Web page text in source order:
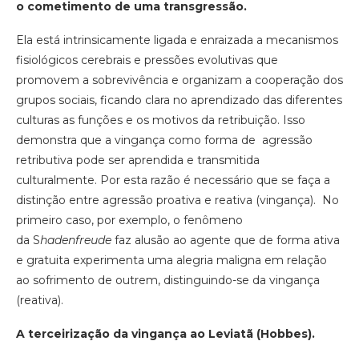
o cometimento de uma transgressão.
Ela está intrinsicamente ligada e enraizada a mecanismos
fisiológicos cerebrais e pressões evolutivas que
promovem a sobrevivência e organizam a cooperação dos
grupos sociais, ficando clara no aprendizado das diferentes
culturas as funções e os motivos da retribuição. Isso
demonstra que a vingança como forma de agressão
retributiva pode ser aprendida e transmitida
culturalmente. Por esta razão é necessário que se faça a
distinção entre agressão proativa e reativa (vingança). No
primeiro caso, por exemplo, o fenômeno
da Shadenfreude faz alusão ao agente que de forma ativa
e gratuita experimenta uma alegria maligna em relação
ao sofrimento de outrem, distinguindo-se da vingança
(reativa).
A terceirização da vingança ao Leviatã (Hobbes).